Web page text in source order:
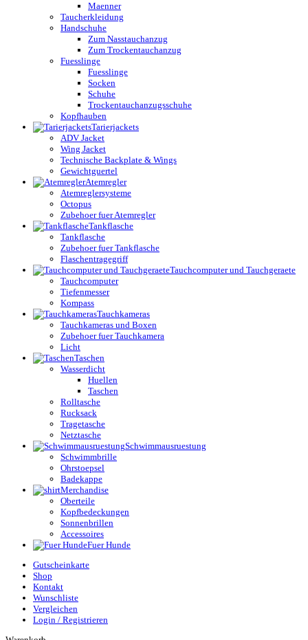
Maenner
Taucherkleidung
Handschuhe
Zum Nasstauchanzug
Zum Trockentauchanzug
Fuesslinge
Fuesslinge
Socken
Schuhe
Trockentauchanzugsschuhe
Kopfhauben
Tarierjackets
ADV Jacket
Wing Jacket
Technische Backplate & Wings
Gewichtguertel
Atemregler
Atemreglersysteme
Octopus
Zubehoer fuer Atemregler
Tankflasche
Tankflasche
Zubehoer fuer Tankflasche
Flaschentragegriff
Tauchcomputer und Tauchgeraete
Tauchcomputer
Tiefenmesser
Kompass
Tauchkameras
Tauchkameras und Boxen
Zubehoer fuer Tauchkamera
Licht
Taschen
Wasserdicht
Huellen
Taschen
Rolltasche
Rucksack
Tragetasche
Netztasche
Schwimmausruestung
Schwimmbrille
Ohrstoepsel
Badekappe
Merchandise
Oberteile
Kopfbedeckungen
Sonnenbrillen
Accessoires
Fuer Hunde
Gutscheinkarte
Shop
Kontakt
Wunschliste
Vergleichen
Login / Registrieren